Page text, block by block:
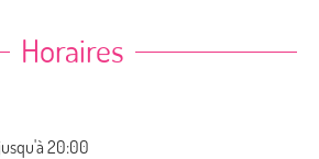
Horaires
20:00